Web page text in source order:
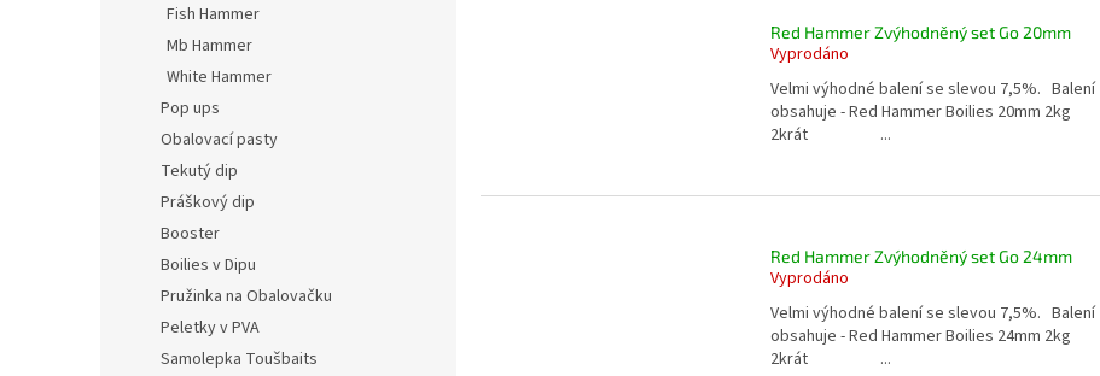
Fish Hammer
Mb Hammer
White Hammer
Pop ups
Obalovací pasty
Tekutý dip
Práškový dip
Booster
Boilies v Dipu
Pružinka na Obalovačku
Peletky v PVA
Samolepka Toušbaits
t
d
Red Hammer Zvýhodněný set Go 20mm
Vyprodáno
Velmi výhodné balení se slevou 7,5%. Balení
obsahuje - Red Hammer Boilies 20mm 2kg
2krát ...
Red Hammer Zvýhodněný set Go 24mm
Vyprodáno
Velmi výhodné balení se slevou 7,5%. Balení
obsahuje - Red Hammer Boilies 24mm 2kg
2krát ...